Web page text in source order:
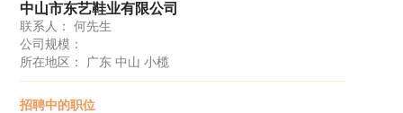
中山市东艺鞋业有限公司
联系人： 何先生
公司规模：
所在地区： 广东 中山 小榄
招聘中的职位